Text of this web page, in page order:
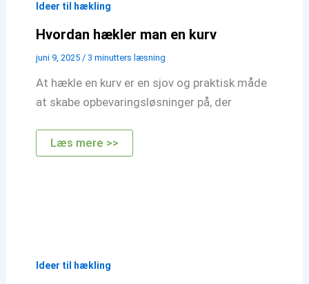
Ideer til hækling
Hvordan hækler man en kurv
juni 9, 2025 / 3 minutters læsning
At hækle en kurv er en sjov og praktisk måde
at skabe opbevaringsløsninger på, der
Hvordan
hækler
Læs mere >>
Ideer til hækling